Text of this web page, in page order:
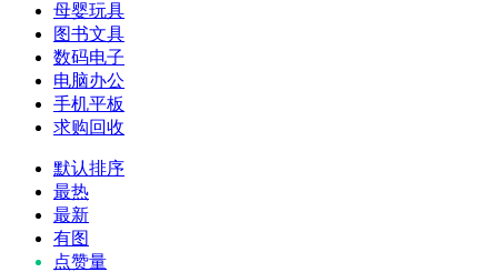
母婴玩具
图书文具
数码电子
电脑办公
手机平板
求购回收
默认排序
最热
最新
有图
点赞量